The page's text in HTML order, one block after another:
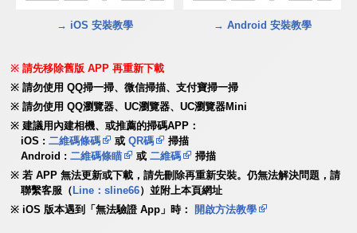
→ iOS 安裝教學 → Android 安裝教學
請先移除舊版 APP 再重新下載
請勿使用 QQ掃一掃、微信掃描、支付寶掃一掃
請勿使用 QQ瀏覽器、UC瀏覽器、UC瀏覽器Mini
建議用內建相機、或推薦的掃碼APP：
iOS :二維碼條碼 或QR碼
掃描
Android :二維碼條瞄 或二維碼
掃描
若 APP 無法更新或下載，請先刪除再重新安裝。仍無法解決問題，請
聯繫客服（ Line：sline66）並附上本頁網址
iOS 版本遇到「無法驗證 App」時：
開啟方法教學